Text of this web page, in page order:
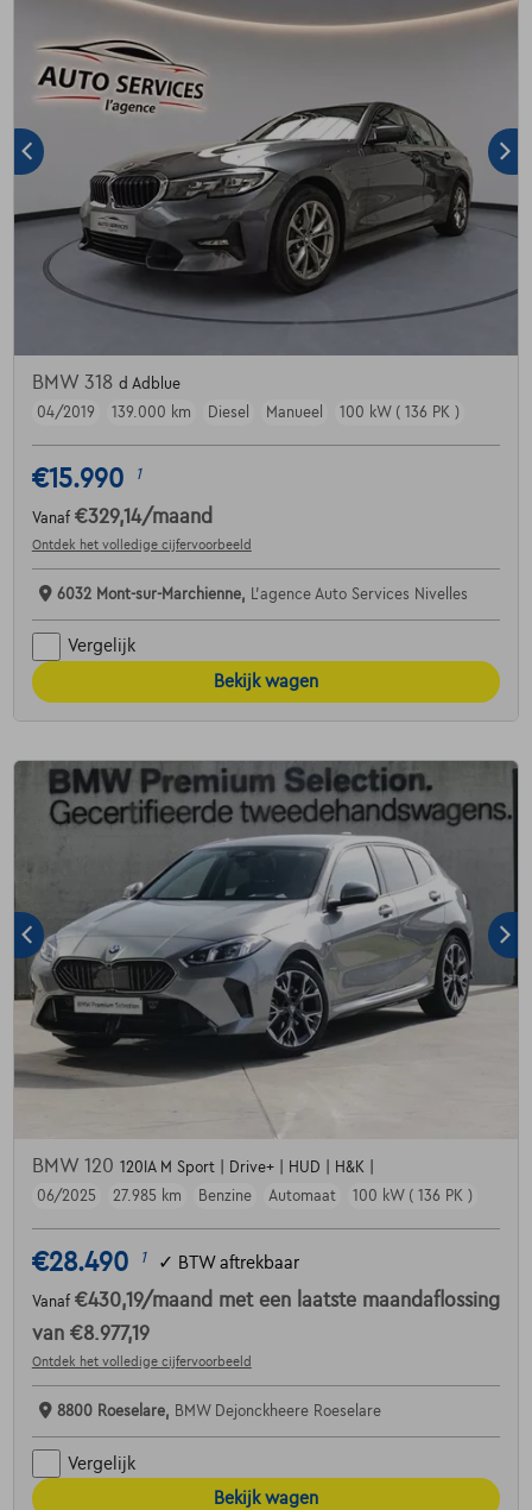
BMW 318 d Adblue
04/2019
139.000 km Diesel Manueel 100 kW ( 136 PK )
€15.990 1
Vanaf €329,14/maand
Ontdek het volledige cijfervoorbeeld
6032 Mont-sur-Marchienne, L'agence Auto Services Nivelles
Vergelijk
Bekijk wagen
BMW 120 120IA M Sport | Drive+ | HUD | H&K |
06/2025
27.985 km Benzine Automaat 100 kW ( 136 PK )
€28.490 1 ✓ BTW aftrekbaar
Vanaf €430,19/maand met een laatste maandaflossing
van €8.977,19
Ontdek het volledige cijfervoorbeeld
8800 Roeselare, BMW Dejonckheere Roeselare
Vergelijk
Bekijk wagen